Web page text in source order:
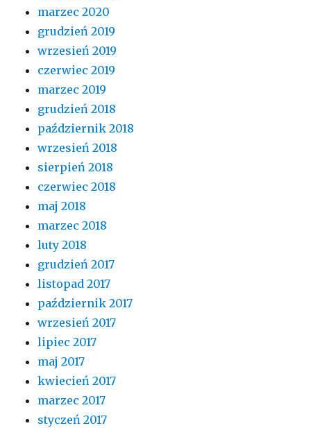
marzec 2020
grudzień 2019
wrzesień 2019
czerwiec 2019
marzec 2019
grudzień 2018
październik 2018
wrzesień 2018
sierpień 2018
czerwiec 2018
maj 2018
marzec 2018
luty 2018
grudzień 2017
listopad 2017
październik 2017
wrzesień 2017
lipiec 2017
maj 2017
kwiecień 2017
marzec 2017
styczeń 2017